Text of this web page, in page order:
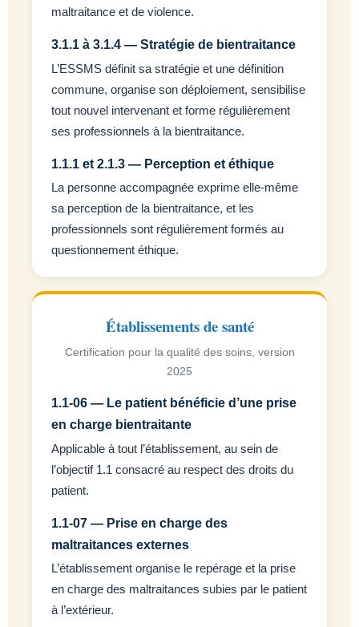
maltraitance et de violence.
3.1.1 à 3.1.4 — Stratégie de bientraitance
L’ESSMS définit sa stratégie et une définition
commune, organise son déploiement, sensibilise
tout nouvel intervenant et forme régulièrement
ses professionnels à la bientraitance.
1.1.1 et 2.1.3 — Perception et éthique
La personne accompagnée exprime elle-même
sa perception de la bientraitance, et les
professionnels sont régulièrement formés au
questionnement éthique.
Établissements de santé
Certification pour la qualité des soins, version
2025
1.1-06 — Le patient bénéficie d’une prise
en charge bientraitante
Applicable à tout l’établissement, au sein de
l’objectif 1.1 consacré au respect des droits du
patient.
1.1-07 — Prise en charge des
maltraitances externes
L’établissement organise le repérage et la prise
en charge des maltraitances subies par le patient
à l’extérieur.